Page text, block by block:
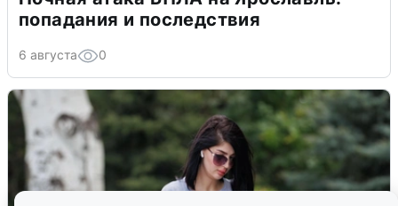
попадания и последствия
6 августа 0